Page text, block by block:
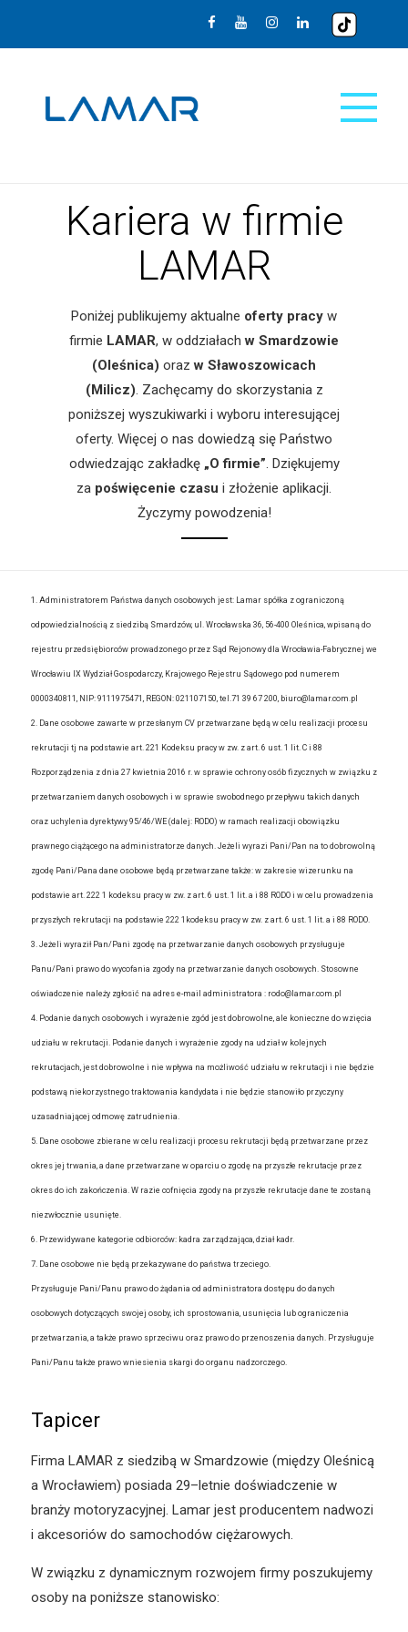
Kariera w firmie
LAMAR
Poniżej publikujemy aktualne oferty pracy w
firmie LAMAR, w oddziałachw Smardzowie
(Oleśnica) orazw Sławoszowicach
(Milicz). Zachęcamy do skorzystania z
poniższej wyszukiwarki i wyboru interesującej
oferty. Więcej o nas dowiedzą się Państwo
odwiedzając zakładkę „O firmie”. Dziękujemy
za poświęcenie czasu i złożenie aplikacji.
Życzymy powodzenia!
1. Administratorem Państwa danych osobowych jest: Lamar spółka z ograniczoną
odpowiedzialnością z siedzibą Smardzów, ul. Wrocławska 36, 56-400 Oleśnica, wpisaną do
rejestru przedsiębiorców prowadzonego przez Sąd Rejonowy dla Wrocławia-Fabrycznej we
Wrocławiu IX Wydział Gospodarczy, Krajowego Rejestru Sądowego pod numerem
0000340811, NIP: 9111975471, REGON: 021107150, tel.71 39 67 200, biuro@lamar.com.pl
2. Dane osobowe zawarte w przesłanym CV przetwarzane będą w celu realizacji procesu
rekrutacji tj na podstawie art. 221 Kodeksu pracy w zw. z art. 6 ust. 1 lit. C i 88
Rozporządzenia z dnia 27 kwietnia 2016 r. w sprawie ochrony osób fizycznych w związku z
przetwarzaniem danych osobowych i w sprawie swobodnego przepływu takich danych
oraz uchylenia dyrektywy 95/46/WE (dalej: RODO) w ramach realizacji obowiązku
prawnego ciążącego na administratorze danych. Jeżeli wyrazi Pani/Pan na to dobrowolną
zgodę Pani/Pana dane osobowe będą przetwarzane także: w zakresie wizerunku na
podstawie art. 222 1 kodeksu pracy w zw. z art. 6 ust. 1 lit. a i 88 RODO i w celu prowadzenia
przyszłych rekrutacji na podstawie 222 1kodeksu pracy w zw. z art. 6 ust. 1 lit. a i 88 RODO.
3. Jeżeli wyraził Pan/Pani zgodę na przetwarzanie danych osobowych przysługuje
Panu/Pani prawo do wycofania zgody na przetwarzanie danych osobowych. Stosowne
oświadczenie należy zgłosić na adres e-mail administratora : rodo@lamar.com.pl
4. Podanie danych osobowych i wyrażenie zgód jest dobrowolne, ale konieczne do wzięcia
udziału w rekrutacji. Podanie danych i wyrażenie zgody na udział w kolejnych
rekrutacjach, jest dobrowolne i nie wpływa na możliwość udziału w rekrutacji i nie będzie
podstawą niekorzystnego traktowania kandydata i nie będzie stanowiło przyczyny
uzasadniającej odmowę zatrudnienia.
5. Dane osobowe zbierane w celu realizacji procesu rekrutacji będą przetwarzane przez
okres jej trwania, a dane przetwarzane w oparciu o zgodę na przyszłe rekrutacje przez
okres do ich zakończenia. W razie cofnięcia zgody na przyszłe rekrutacje dane te zostaną
niezwłocznie usunięte.
6. Przewidywane kategorie odbiorców: kadra zarządzająca, dział kadr.
7. Dane osobowe nie będą przekazywane do państwa trzeciego.
Przysługuje Pani/Panu prawo do żądania od administratora dostępu do danych
osobowych dotyczących swojej osoby, ich sprostowania, usunięcia lub ograniczenia
przetwarzania, a także prawo sprzeciwu oraz prawo do przenoszenia danych. Przysługuje
Pani/Panu także prawo wniesienia skargi do organu nadzorczego.
Tapicer
Firma LAMAR z siedzibą w Smardzowie (między Oleśnicą
a Wrocławiem) posiada 29–letnie doświadczenie w
branży motoryzacyjnej. Lamar jest producentem nadwozi
i akcesoriów do samochodów ciężarowych.
W związku z dynamicznym rozwojem firmy poszukujemy
osoby na poniższe stanowisko: